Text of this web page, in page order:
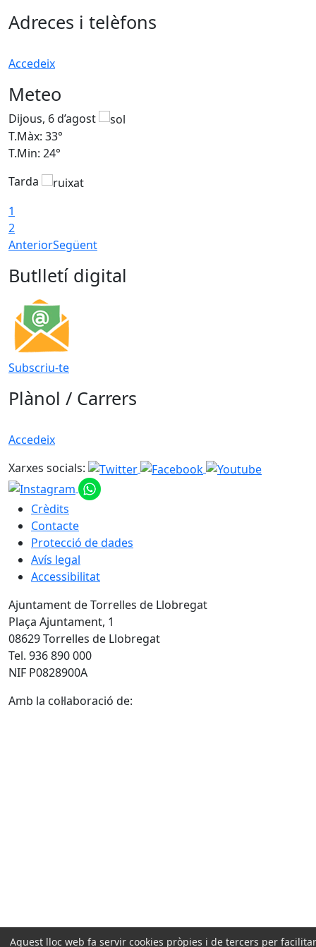
Adreces i telèfons
Accedeix
Meteo
Dijous, 6 d’agost
T.Màx: 33°
T.Min: 24°
Tarda
1
2
AnteriorSegüent
Butlletí digital
Subscriu-te
Plànol / Carrers
Accedeix
Xarxes socials:
Crèdits
Contacte
Protecció de dades
Avís legal
Accessibilitat
Ajuntament de Torrelles de Llobregat
Plaça Ajuntament, 1
08629 Torrelles de Llobregat
Tel. 936 890 000
NIF P0828900A
Amb la col·laboració de:
Aquest lloc web fa servir cookies pròpies i de tercers per